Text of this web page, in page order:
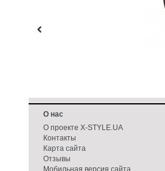
О нас
О проекте X-STYLE.UA
Контакты
Карта сайта
Отзывы
Мобильная версия сайта